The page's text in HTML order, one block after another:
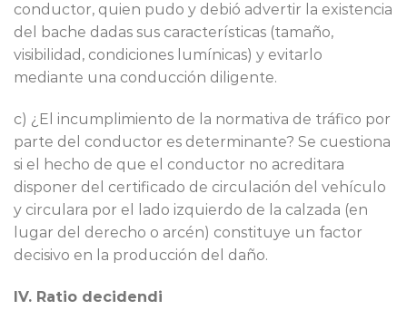
conductor, quien pudo y debió advertir la existencia
del bache dadas sus características (tamaño,
visibilidad, condiciones lumínicas) y evitarlo
mediante una conducción diligente.
c) ¿El incumplimiento de la normativa de tráfico por
parte del conductor es determinante? Se cuestiona
si el hecho de que el conductor no acreditara
disponer del certificado de circulación del vehículo
y circulara por el lado izquierdo de la calzada (en
lugar del derecho o arcén) constituye un factor
decisivo en la producción del daño.
IV. Ratio decidendi